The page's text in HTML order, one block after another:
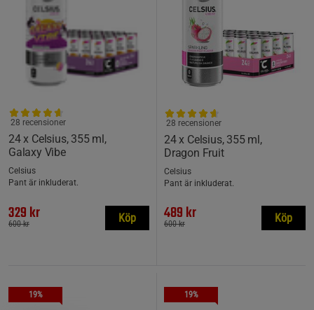
24 x Celsius, 355 ml,
Galaxy Vibe
28 recensioner
Celsius
Pant är inkluderat.
329 kr
600 kr Köp
24 x Celsius, 355 ml,
Dragon Fruit
28 recensioner
Celsius
Pant är inkluderat.
489 kr
600 kr Köp
19% 19%